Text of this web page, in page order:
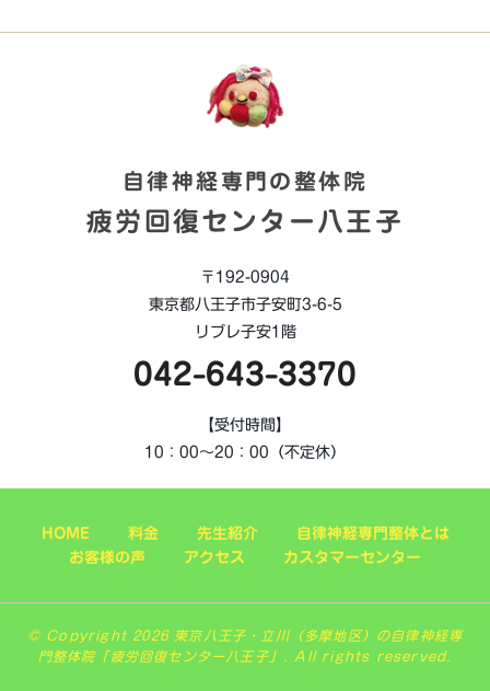
自律神経専門の整体院
疲労回復センター八王子
〒192-0904
東京都八王子市子安町3-6-5
リブレ子安1階
042-643-3370
【受付時間】
10：00～20：00（不定休）
HOME 料金 先生紹介
自律神経専門整体とは
お客様の声
アクセス カスタマーセンター
© Copyright 2026 東京八王子・立川（多摩地区）の自律神経専
門整体院「疲労回復センター八王子」. All rights reserved.